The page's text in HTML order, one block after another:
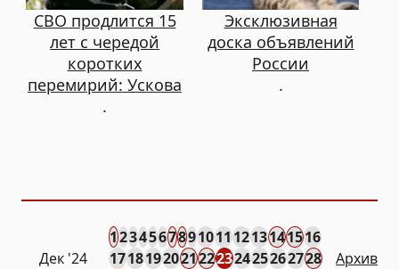
СВО продлится 15
лет с чередой
коротких
перемирий: Ускова
.
Эксклюзивная
доска объявлений
России
.
Дек '24
12345678910111213141516
171819202122232425262728
Архив